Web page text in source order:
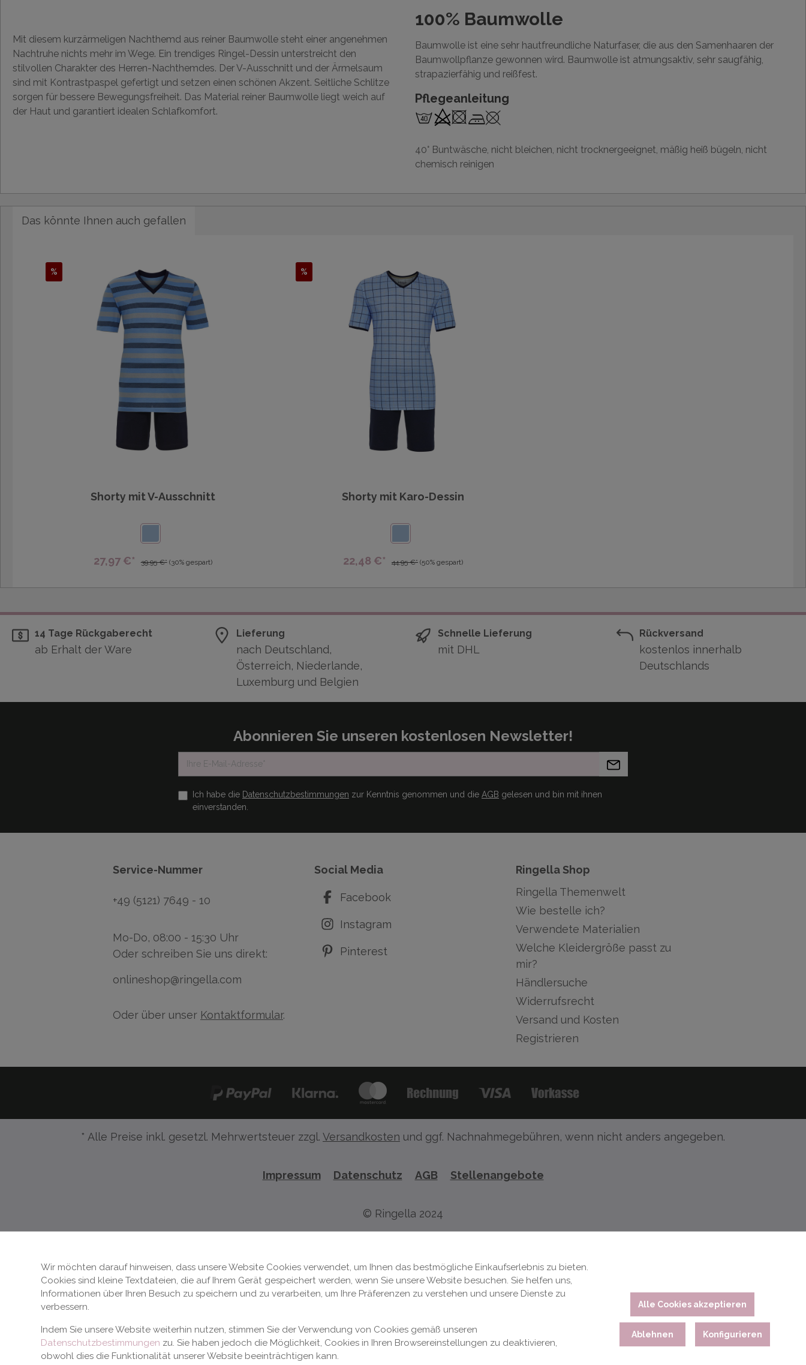
Mit diesem kurzärmeligen Nachthemd aus reiner Baumwolle steht einer angenehmen
Nachtruhe nichts mehr im Wege. Ein trendiges Ringel-Dessin unterstreicht den
stilvollen Charakter des Herren-Nachthemdes. Der V-Ausschnitt und der Ärmelsaum
sind mit Kontrastpaspel gefertigt und setzen einen schönen Akzent. Seitliche Schlitze
sorgen für bessere Bewegungsfreiheit. Das Material reiner Baumwolle liegt weich auf
der Haut und garantiert idealen Schlafkomfort.
100% Baumwolle
Baumwolle ist eine sehr hautfreundliche Naturfaser, die aus den Samenhaaren der
Baumwollpflanze gewonnen wird. Baumwolle ist atmungsaktiv, sehr saugfähig,
strapazierfähig und reißfest.
Pflegeanleitung
40° Buntwäsche, nicht bleichen, nicht trocknergeeignet, mäßig heiß bügeln, nicht
chemisch reinigen
Das könnte Ihnen auch gefallen
%
Shorty mit V-Ausschnitt
27,97 €* 39,95 €* (30% gespart)
%
Shorty mit Karo-Dessin
22,48 €* 44,95 €* (50% gespart)
14 Tage Rückgaberecht
ab Erhalt der Ware
Lieferung
nach Deutschland,
Österreich, Niederlande,
Luxemburg und Belgien
Schnelle Lieferung
mit DHL
Rückversand
kostenlos innerhalb
Deutschlands
Abonnieren Sie unseren kostenlosen Newsletter!
Ich habe die Datenschutzbestimmungen zur Kenntnis genommen und die AGB gelesen und bin mit ihnen
einverstanden.
Service-Nummer
+49 (5121) 7649 - 10
Mo-Do, 08:00 - 15:30 Uhr
Oder schreiben Sie uns direkt:
onlineshop@ringella.com
Oder über unser Kontaktformular.
Social Media
Facebook
Instagram
Pinterest
Ringella Shop
Ringella Themenwelt
Wie bestelle ich?
Verwendete Materialien
Welche Kleidergröße passt zu
mir?
Händlersuche
Widerrufsrecht
Versand und Kosten
Registrieren
* Alle Preise inkl. gesetzl. Mehrwertsteuer zzgl. Versandkosten und ggf. Nachnahmegebühren, wenn nicht anders angegeben.
Impressum Datenschutz AGB Stellenangebote
© Ringella 2024
Wir möchten darauf hinweisen, dass unsere Website Cookies verwendet, um Ihnen das bestmögliche Einkaufserlebnis zu bieten.
Cookies sind kleine Textdateien, die auf Ihrem Gerät gespeichert werden, wenn Sie unsere Website besuchen. Sie helfen uns,
Informationen über Ihren Besuch zu speichern und zu verarbeiten, um Ihre Präferenzen zu verstehen und unsere Dienste zu
verbessern.
Indem Sie unsere Website weiterhin nutzen, stimmen Sie der Verwendung von Cookies gemäß unseren
Datenschutzbestimmungen zu. Sie haben jedoch die Möglichkeit, Cookies in Ihren Browsereinstellungen zu deaktivieren,
obwohl dies die Funktionalität unserer Website beeinträchtigen kann.
Alle Cookies akzeptieren
Ablehnen Konfigurieren